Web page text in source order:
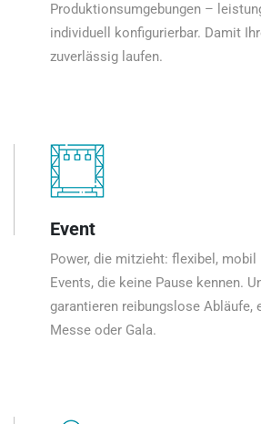
Produktionsumgebungen –
individuell konfigurierbar. Damit
zuverlässig laufen.
Event
Power, die mitzieht: flexibel,
Events, die keine Pause kennen.
garantieren reibungslose Abläufe,
Messe oder Gala.